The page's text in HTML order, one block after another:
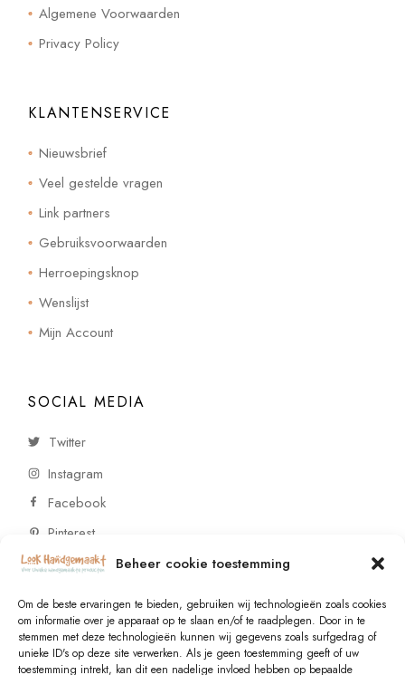
Beheer cookie toestemming
Om de beste ervaringen te bieden, gebruiken wij technologieën zoals cookies
om informatie over je apparaat op te slaan en/of te raadplegen. Door in te
stemmen met deze technologieën kunnen wij gegevens zoals surfgedrag of
unieke ID's op deze site verwerken. Als je geen toestemming geeft of uw
toestemming intrekt, kan dit een nadelige invloed hebben op bepaalde
Algemene Voorwaarden
Privacy Policy
KLANTENSERVICE
Nieuwsbrief
Veel gestelde vragen
Link partners
Gebruiksvoorwaarden
Herroepingsknop
Wenslijst
Mijn Account
SOCIAL MEDIA
Twitter
Instagram
Facebook
Pinterest
CONTACT
Vragen of wensen? Neem contact op!